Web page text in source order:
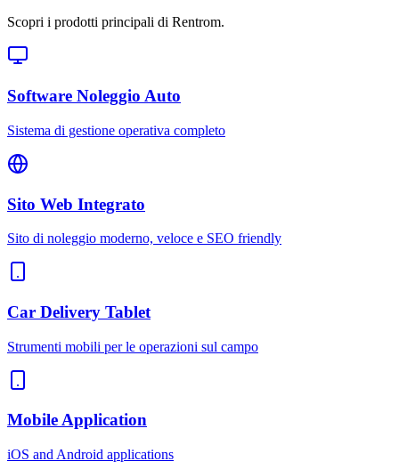
Scopri i prodotti principali di Rentrom.
Software Noleggio Auto
Sistema di gestione operativa completo
Sito Web Integrato
Sito di noleggio moderno, veloce e SEO friendly
Car Delivery Tablet
Strumenti mobili per le operazioni sul campo
Mobile Application
iOS and Android applications